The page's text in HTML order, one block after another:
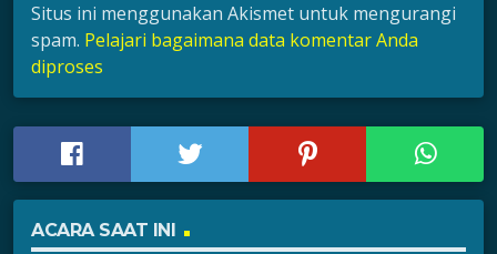
Situs ini menggunakan Akismet untuk mengurangi
spam. Pelajari bagaimana data komentar Anda
diproses
ACARA SAAT INI